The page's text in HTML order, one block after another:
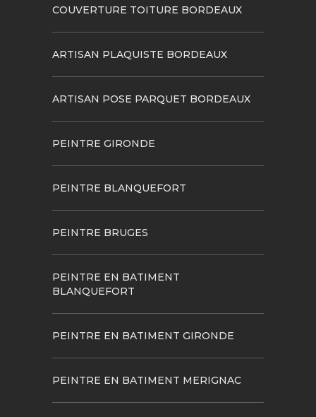
COUVERTURE TOITURE BORDEAUX
ARTISAN PLAQUISTE BORDEAUX
ARTISAN POSE PARQUET BORDEAUX
PEINTRE GIRONDE
PEINTRE BLANQUEFORT
PEINTRE BRUGES
PEINTRE EN BATIMENT
BLANQUEFORT
PEINTRE EN BATIMENT GIRONDE
PEINTRE EN BATIMENT MERIGNAC